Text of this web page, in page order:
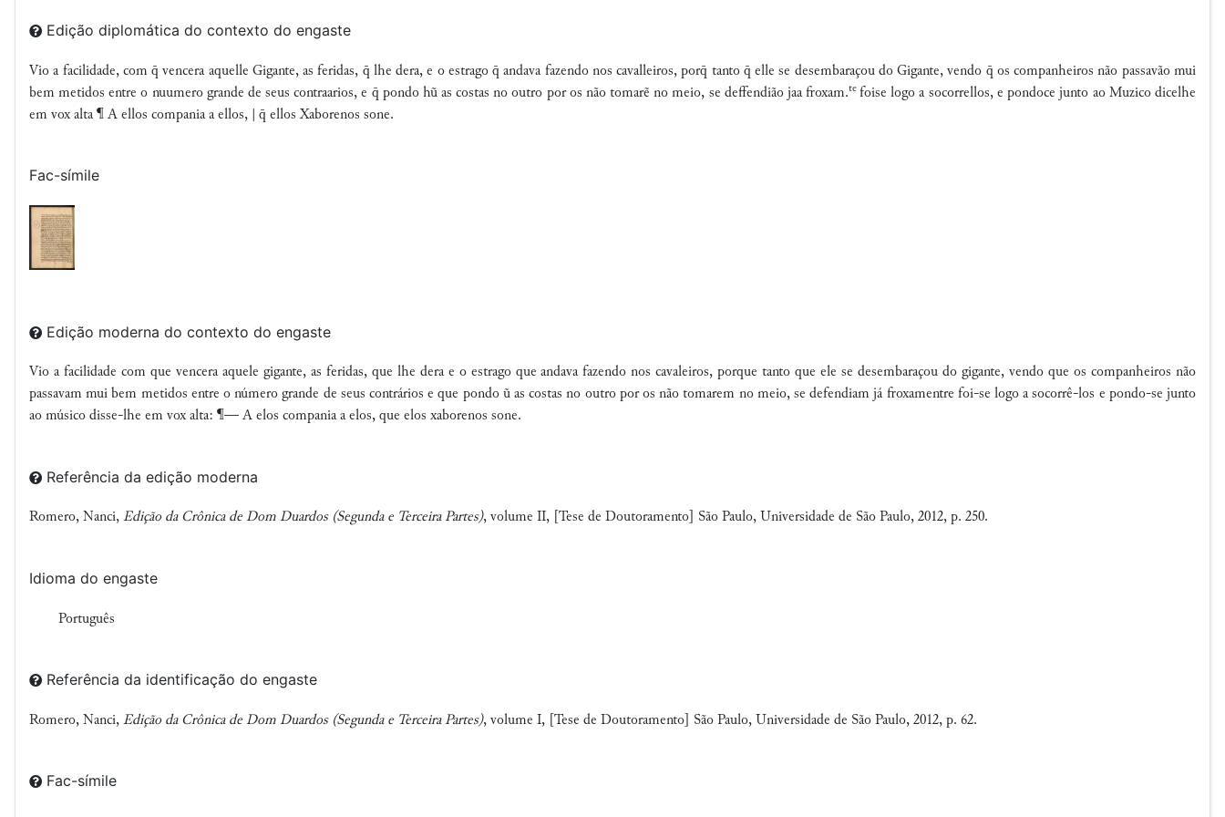
Edição diplomática do contexto do engaste
Vio a facilidade, com  vencera aquelle Gigante, as feridas,  lhe dera, e o estrago  andava fazendo nos cavalleiros, por tanto  elle se desembaraçou do Gigante, vendo  os companheiros não passavão mui
bem metidos entre o nuumero grande de seus contraarios, e  pondo hũ as costas no outro por os não tomarẽ no meio, se deffendião jaa froxam.te foise logo a socorrellos, e pondoce junto ao Muzico dicelhe
em vox alta ¶ A ellos compania a ellos, |  ellos Xaborenos sone.
Fac-símile
Edição moderna do contexto do engaste
Vio a facilidade com que vencera aquele gigante, as feridas, que lhe dera e o estrago que andava fazendo nos cavaleiros, porque tanto que ele se desembaraçou do gigante, vendo que os companheiros não
passavam mui bem metidos entre o número grande de seus contrários e que pondo ũ as costas no outro por os não tomarem no meio, se defendiam já froxamentre foi-se logo a socorrê-los e pondo-se junto
ao músico disse-lhe em vox alta: ¶— A elos compania a elos, que elos xaborenos sone.
Referência da edição moderna
Romero, Nanci, Edição da Crônica de Dom Duardos (Segunda e Terceira Partes), volume II, [Tese de Doutoramento] São Paulo, Universidade de São Paulo, 2012, p. 250.
Idioma do engaste
Português
Referência da identificação do engaste
Romero, Nanci, Edição da Crônica de Dom Duardos (Segunda e Terceira Partes), volume I, [Tese de Doutoramento] São Paulo, Universidade de São Paulo, 2012, p. 62.
Fac-símile